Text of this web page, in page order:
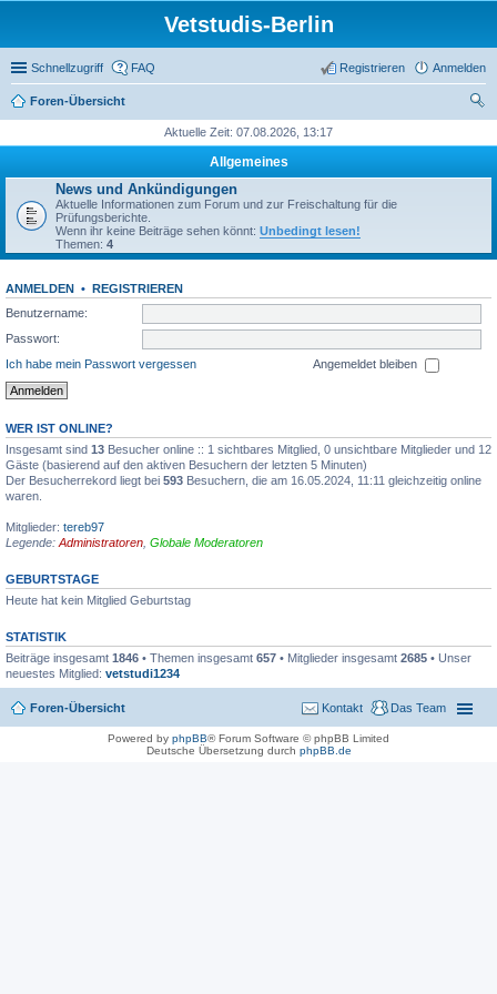
Vetstudis-Berlin
Schnellzugriff FAQ Anmelden
Registrieren
Foren-Übersicht
Aktuelle Zeit: 07.08.2026, 13:17
Allgemeines
News und Ankündigungen
Aktuelle Informationen zum Forum und zur Freischaltung für die
Prüfungsberichte.
Wenn ihr keine Beiträge sehen könnt: Unbedingt lesen!
Themen: 4
ANMELDEN • REGISTRIEREN
Benutzername:
Passwort:
Ich habe mein Passwort vergessen
Angemeldet bleiben
WER IST ONLINE?
Insgesamt sind 13 Besucher online :: 1 sichtbares Mitglied, 0 unsichtbare Mitglieder und 12
Gäste (basierend auf den aktiven Besuchern der letzten 5 Minuten)
Der Besucherrekord liegt bei 593 Besuchern, die am 16.05.2024, 11:11 gleichzeitig online
waren.
Mitglieder: tereb97
Legende: Administratoren Globale Moderatoren
GEBURTSTAGE
Heute hat kein Mitglied Geburtstag
STATISTIK
Beiträge insgesamt 1846 • Themen insgesamt 657 • Mitglieder insgesamt 2685 • Unser
neuestes Mitglied: vetstudi1234
Foren-Übersicht Das Team
Kontakt
Powered by phpBB® Forum Software © phpBB Limited
Deutsche Übersetzung durch phpBB.de